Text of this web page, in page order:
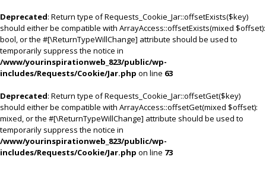
Deprecated: Return type of Requests_Cookie_Jar::offsetExists($key)
should either be compatible with ArrayAccess::offsetExists(mixed $offset):
bool, or the #[\ReturnTypeWillChange] attribute should be used to
temporarily suppress the notice in
/www/yourinspirationweb_823/public/wp-
includes/Requests/Cookie/Jar.php on line 63
Deprecated: Return type of Requests_Cookie_Jar::offsetGet($key)
should either be compatible with ArrayAccess::offsetGet(mixed $offset):
mixed, or the #[\ReturnTypeWillChange] attribute should be used to
temporarily suppress the notice in
/www/yourinspirationweb_823/public/wp-
includes/Requests/Cookie/Jar.php on line 73